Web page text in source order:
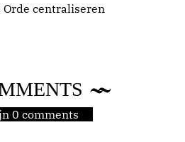
Orde centraliseren
0 comments